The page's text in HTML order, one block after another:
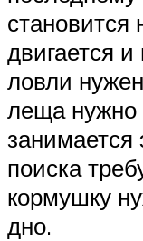
двигается
ловли
леща нужно
занимается
поиска
кормушку
дно.